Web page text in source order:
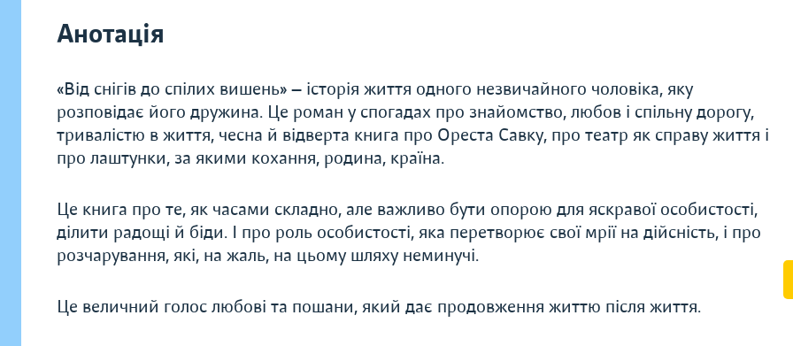
Анотація
«Від снігів до спілих вишень» — історія життя одного незвичайного чоловіка, яку
розповідає його дружина. Це роман у спогадах про знайомство, любов і спільну дорогу,
тривалістю в життя, чесна й відверта книга про Ореста Савку, про театр як справу життя і
про лаштунки, за якими кохання, родина, країна.
Це книга про те, як часами складно, але важливо бути опорою для яскравої особистості,
ділити радощі й біди. І про роль особистості, яка перетворює свої мрії на дійсність, і про
розчарування, які, на жаль, на цьому шляху неминучі.
Це величний голос любові та пошани, який дає продовження життю після життя.